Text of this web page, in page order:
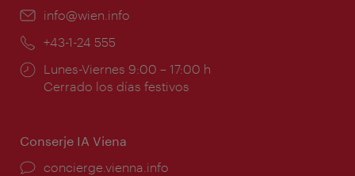
e-
info@wien.info
Teléfono:
+43-1-24 555
Horarios
de
Lunes-Viernes 9:00 – 17:00 h
Cerrado los días festivos
Conserje IA Viena
concierge.vienna.info